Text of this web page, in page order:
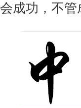
会成功，不管